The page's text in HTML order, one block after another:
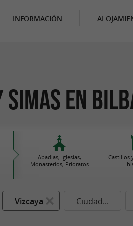
INFORMACIÓN
Simas en
Abadias, Iglesias,
Monasterios, Prioratos
Castillos
Vizcaya Ciudad...